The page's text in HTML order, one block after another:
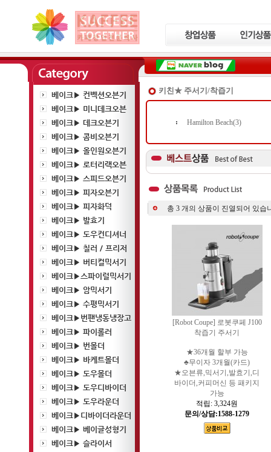
베이크▶ 컨벡션오븐기
베이크▶ 미니데크오븐
베이크▶ 데크오븐기
베이크▶ 콤비오븐기
베이크▶ 올인원오븐기
베이크▶ 로터리랙오븐
베이크▶ 스피드오븐기
베이크▶ 피자오븐기
베이크▶ 피자화덕
베이크▶ 발효기
베이크▶ 도우컨디셔너
베이크▶ 칠러 / 프리저
베이크▶ 버티컬믹서기
베이크▶스파이럴믹서기
베이크▶ 암믹서기
베이크▶ 수평믹서기
베이크▶번팬냉동냉장고
베이크▶ 파이롤러
베이크▶ 번몰더
베이크▶ 바케트몰더
베이크▶ 도우몰더
베이크▶ 도우디바이더
베이크▶ 도우라운더
베이크▶디바이더라운더
베이크▶ 베이글성형기
베이크▶ 슬라이서
키친★ 주서기/착즙기
Hamilton Beach(3)
총 3 개의 상품이 진열되어 있습
[Robot Coupe] 로봇쿠페 J100
착즙기 주서기
★36개월 할부 가능
♣무이자 3개월(카드)
★오븐류,믹서기,발효기,디
바이더,커피머신 등 패키지
가능
적립: 3,324원
문의/상담:1588-1279